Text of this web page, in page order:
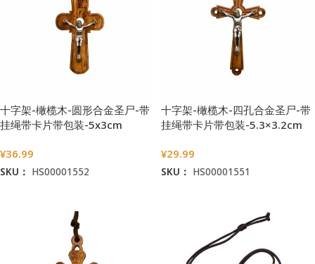
十字架-橄榄木-圆形合金圣尸-带
挂绳带卡片带包装-5x3cm
¥36.99
SKU： HS00001552
十字架-橄榄木-四孔合金圣尸-带
挂绳带卡片带包装-5.3×3.2cm
¥29.99
SKU： HS00001551